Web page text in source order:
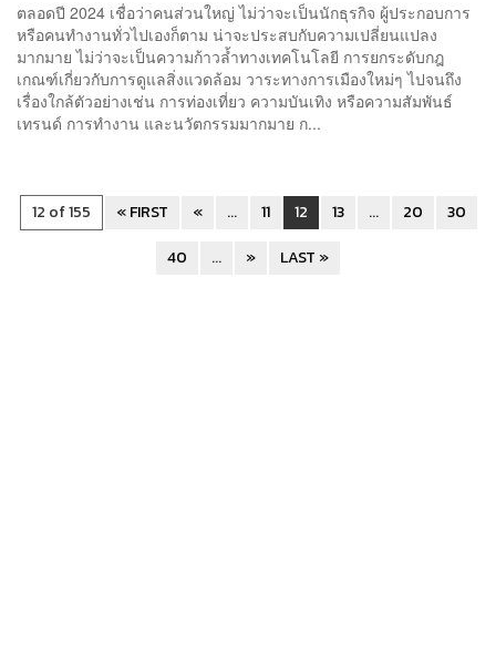
ตลอดปี 2024 เชื่อว่าคนส่วนใหญ่ ไม่ว่าจะเป็นนักธุรกิจ ผู้ประกอบการ
หรือคนทำงานทั่วไปเองก็ตาม น่าจะประสบกับความเปลี่ยนแปลง
มากมาย ไม่ว่าจะเป็นความก้าวล้ำทางเทคโนโลยี การยกระดับกฎ
เกณฑ์เกี่ยวกับการดูแลสิ่งแวดล้อม วาระทางการเมืองใหม่ๆ ไปจนถึง
เรื่องใกล้ตัวอย่างเช่น การท่องเที่ยว ความบันเทิง หรือความสัมพันธ์
เทรนด์ การทำงาน และนวัตกรรมมากมาย ก...
12 of 155 « FIRST « ... 11 12 13 ... 20
30
40
... » LAST »